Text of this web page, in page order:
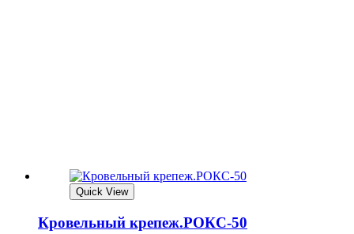
Quick View
Кровельный крепеж.РОКС-50